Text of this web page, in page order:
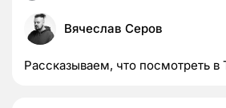
Вячеслав Серов
Рассказываем, что посмотреть в